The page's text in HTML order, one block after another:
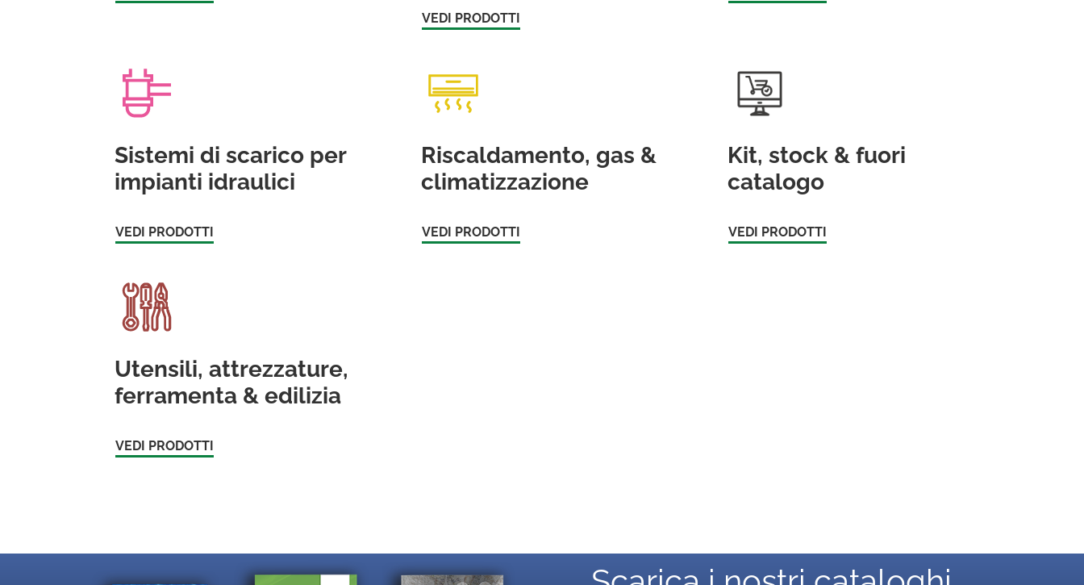
VEDI PRODOTTI
Sistemi di scarico per
impianti idraulici
VEDI PRODOTTI
Riscaldamento, gas &
climatizzazione
VEDI PRODOTTI
Kit, stock & fuori
catalogo
VEDI PRODOTTI
Utensili, attrezzature,
ferramenta & edilizia
VEDI PRODOTTI